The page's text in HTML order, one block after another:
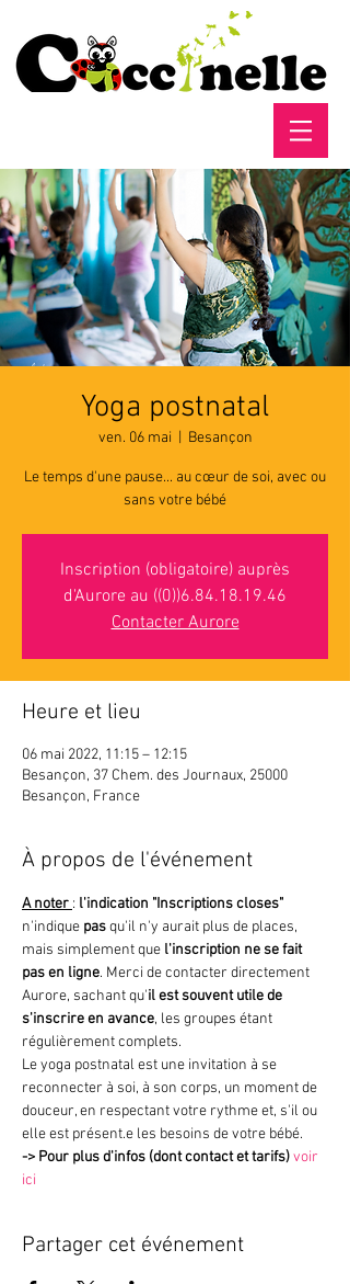
Yoga postnatal
ven. 06 mai Besançon
Le temps d'une pause... au cœur de soi, avec ou
sans votre bébé
Inscription (obligatoire) auprès
d'Aurore au ((0))6.84.18.19.46
Contacter Aurore
Heure et lieu
06 mai 2022, 11:15 – 12:15
Besançon, 37 Chem. des Journaux, 25000
Besançon, France
À propos de l'événement
A noter : l'indication "Inscriptions closes"
n'indique pas qu'il n'y aurait plus de places,
mais simplement que l'inscription ne se fait
pas en ligne. Merci de contacter directement
Aurore, sachant qu'il est souvent utile de
s'inscrire en avance, les groupes étant
régulièrement complets.
Le yoga postnatal est une invitation à se
reconnecter à soi, à son corps, un moment de
douceur, en respectant votre rythme et, s'il ou
elle est présent.e les besoins de votre bébé.
-> Pour plus d'infos (dont contact et tarifs)voir
ici
Partager cet événement